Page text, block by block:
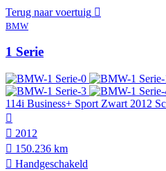
Terug naar voertuig
BMW
1 Serie
114i Business+ Sport Zwart 2012
2012
150.236 km
Hand­geschakeld